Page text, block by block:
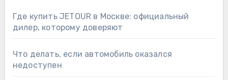
Где купить JETOUR в Москве: официальный
дилер, которому доверяют
Что делать, если автомобиль оказался
недоступен